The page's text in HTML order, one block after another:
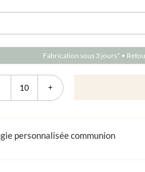
Fabrication sous 3 jours* •
quantité
de
carrée
personnalisée communion